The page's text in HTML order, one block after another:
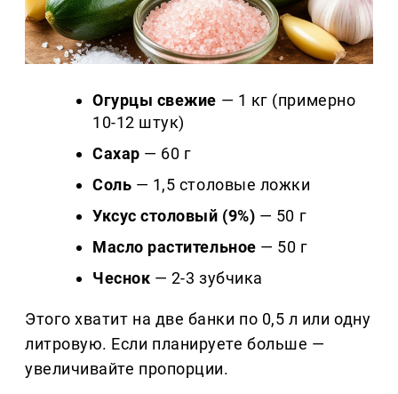
Огурцы свежие — 1 кг (примерно
10-12 штук)
Сахар — 60 г
Соль — 1,5 столовые ложки
Уксус столовый (9%) — 50 г
Масло растительное — 50 г
Чеснок — 2-3 зубчика
Этого хватит на две банки по 0,5 л или одну
литровую. Если планируете больше —
увеличивайте пропорции.